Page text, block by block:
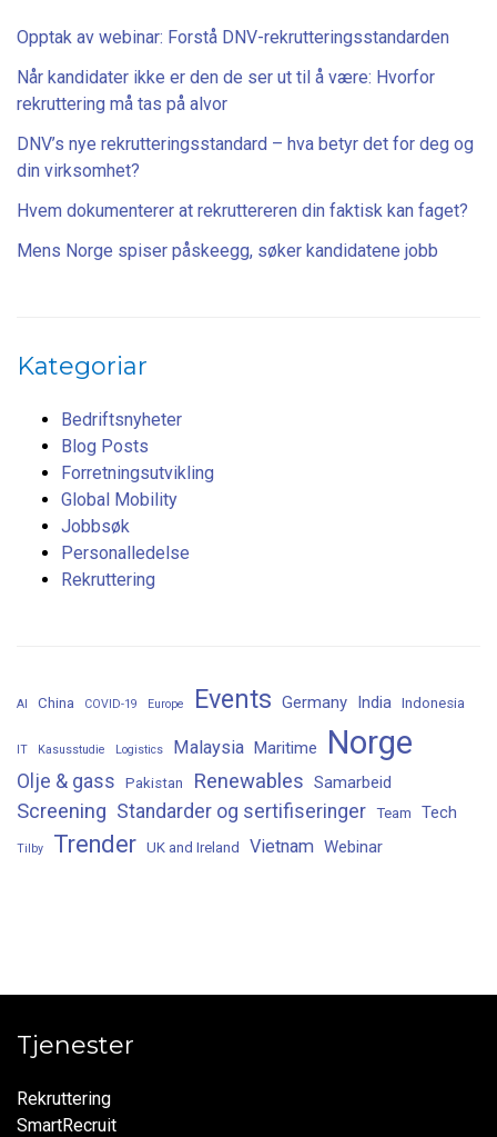
Opptak av webinar: Forstå DNV-rekrutteringsstandarden
Når kandidater ikke er den de ser ut til å være: Hvorfor
rekruttering må tas på alvor
DNV’s nye rekrutteringsstandard – hva betyr det for deg og
din virksomhet?
Hvem dokumenterer at rekruttereren din faktisk kan faget?
Mens Norge spiser påskeegg, søker kandidatene jobb
Kategoriar
Bedriftsnyheter
Blog Posts
Forretningsutvikling
Global Mobility
Jobbsøk
Personalledelse
Rekruttering
AI China COVID-19 Europe Events Germany India Indonesia
IT Kasusstudie Logistics Malaysia Maritime Norge
Olje & gass Pakistan Renewables Samarbeid
Screening Standarder og sertifiseringer Team Tech
Tilby Trender UK and Ireland Vietnam Webinar
Tjenester
Rekruttering
SmartRecruit